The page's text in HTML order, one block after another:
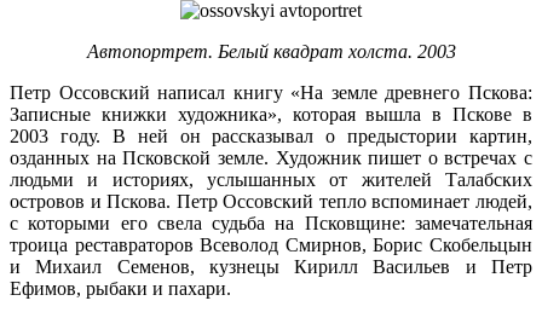
Автопортрет. Белый квадрат холста. 2003
Петр Оссовский написал книгу «На земле древнего Пскова:
Записные книжки художника», которая вышла в Пскове в
2003 году. В ней он рассказывал о предыстории картин,
озданных на Псковской земле. Художник пишет о встречах с
людьми и историях, услышанных от жителей Талабских
островов и Пскова. Петр Оссовский тепло вспоминает людей,
с которыми его свела судьба на Псковщине: замечательная
троица реставраторов Всеволод Смирнов, Борис Скобельцын
и Михаил Семенов, кузнецы Кирилл Васильев и Петр
Ефимов, рыбаки и пахари.